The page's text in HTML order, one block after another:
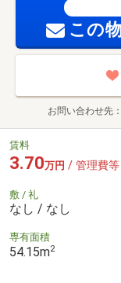
この
お問い合わせ先
賃料
3.70万円 / 管理費等
敷 / 礼
なし / なし
専有面積
54.15m2